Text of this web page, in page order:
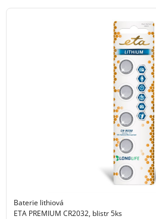
Baterie lithiová
ETA PREMIUM CR2032, blistr 5ks